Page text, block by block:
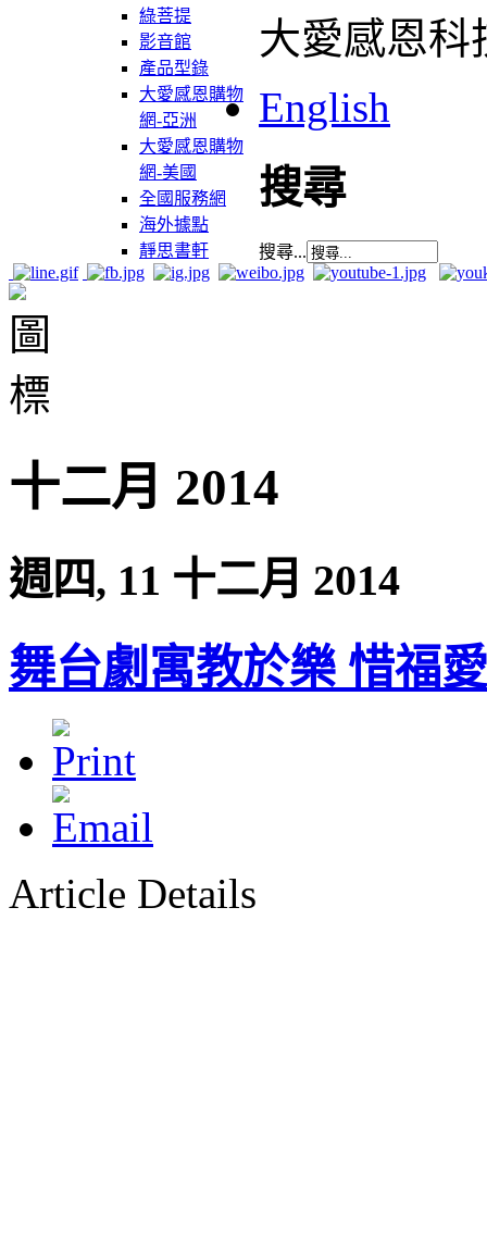
綠菩提
影音館
產品型錄
大愛感恩購物
網-亞洲
大愛感恩購物
網-美國
全國服務網
海外據點
靜思書軒
大愛感恩科
English
搜尋
搜尋...
十二月 2014
週四, 11 十二月 2014
舞台劇寓教於樂 惜福
Article Details